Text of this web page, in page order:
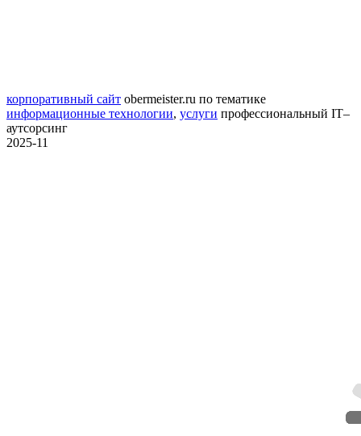
корпоративный сайт obermeister.ru по тематике
информационные технологии, услуги профессиональный IT–
аутсорсинг
2025-11